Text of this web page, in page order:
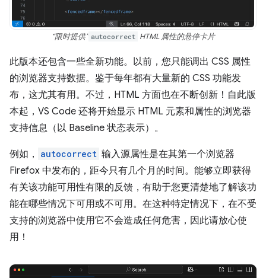
“限时提供” autocorrect HTML 属性的悬停卡片
此版本还包含一些全新功能。以前，您只能调出 CSS 属性
的浏览器支持数据。鉴于每年都有大量新的 CSS 功能发
布，这尤其有用。不过，HTML 方面也在不断创新！自此版
本起，VS Code 还将开始显示 HTML 元素和属性的浏览器
支持信息（以 Baseline 状态表示）。
例如， autocorrect 输入源属性是在其第一个浏览器
Firefox 中发布的，距今只有几个月的时间。能够立即获得
有关该功能可用性有限的反馈，有助于您更清楚地了解该功
能在哪些情况下可用或不可用。在这种特定情况下，在不受
支持的浏览器中使用它不会造成任何危害，因此请放心使
用！